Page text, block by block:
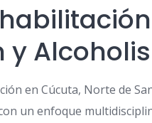
y
en Cúcuta, Norte de
un enfoque